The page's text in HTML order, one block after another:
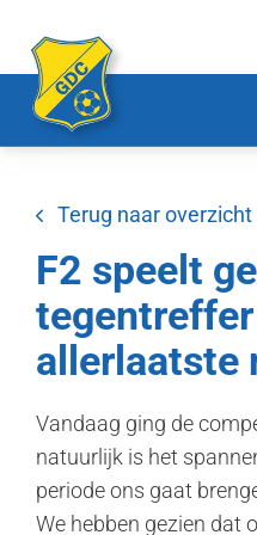
Terug naar overzicht
F2 speelt
allerlaatste
Vandaag ging de
natuurlijk is het
periode ons gaat
We hebben gezien dat